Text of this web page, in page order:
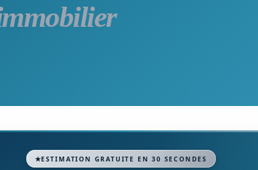
ESTIMATION GRATUITE EN 30 SECONDES